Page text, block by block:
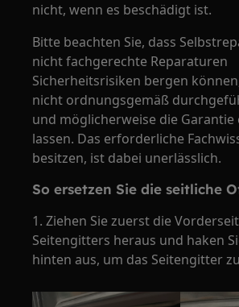
nicht, wenn es beschädigt ist.
Bitte beachten Sie, dass
nicht fachgerechte Reparaturen
Sicherheitsrisiken bergen
nicht ordnungsgemäß
und möglicherweise die Garantie
lassen. Das erforderliche
besitzen, ist dabei unerlässlich.
So ersetzen Sie die seitliche
1. Ziehen Sie zuerst die
Seitengitters heraus und haken
hinten aus, um das Seitengitter